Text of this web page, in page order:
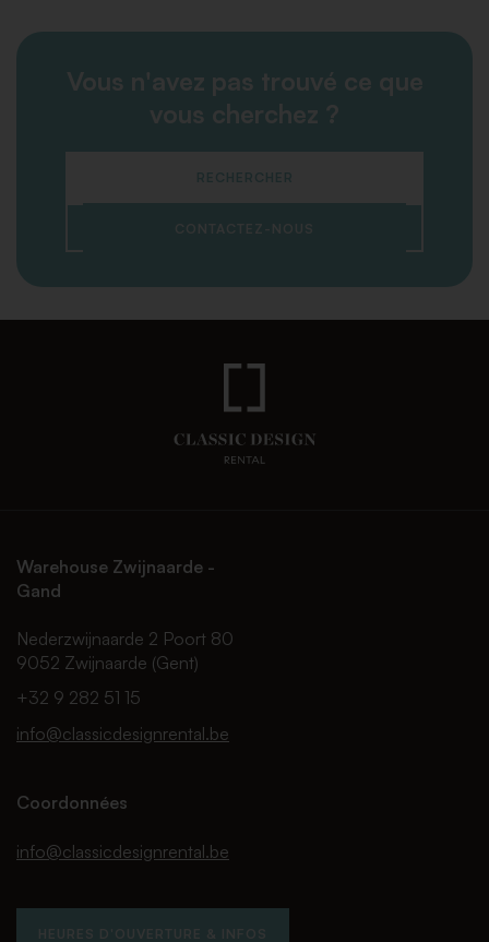
Vous n'avez pas trouvé ce que
vous cherchez ?
RECHERCHER
CONTACTEZ-NOUS
Warehouse Zwijnaarde -
Gand
Nederzwijnaarde 2 Poort 80
9052 Zwijnaarde (Gent)
+32 9 282 51 15
info@classicdesignrental.be
Coordonnées
info@classicdesignrental.be
HEURES D'OUVERTURE & INFOS